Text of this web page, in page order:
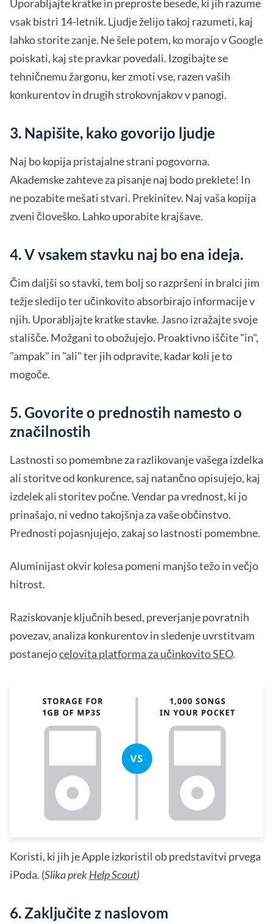
Uporabljajte kratke in preproste besede, ki jih razume
vsak bistri 14-letnik. Ljudje želijo takoj razumeti, kaj
lahko storite zanje. Ne šele potem, ko morajo v Google
poiskati, kaj ste pravkar povedali. Izogibajte se
tehničnemu žargonu, ker zmoti vse, razen vaših
konkurentov in drugih strokovnjakov v panogi.
3. Napišite, kako govorijo ljudje
Naj bo kopija pristajalne strani pogovorna.
Akademske zahteve za pisanje naj bodo preklete! In
ne pozabite mešati stvari. Prekinitev. Naj vaša kopija
zveni človeško. Lahko uporabite krajšave.
4. V vsakem stavku naj bo ena ideja.
Čim daljši so stavki, tem bolj so razpršeni in bralci jim
težje sledijo ter učinkovito absorbirajo informacije v
njih. Uporabljajte kratke stavke. Jasno izražajte svoje
stališče. Možgani to obožujejo. Proaktivno iščite "in",
"ampak" in "ali" ter jih odpravite, kadar koli je to
mogoče.
5. Govorite o prednostih namesto o
značilnostih
Lastnosti so pomembne za razlikovanje vašega izdelka
ali storitve od konkurence, saj natančno opisujejo, kaj
izdelek ali storitev počne. Vendar pa vrednost, ki jo
prinašajo, ni vedno takojšnja za vaše občinstvo.
Prednosti pojasnjujejo, zakaj so lastnosti pomembne.
Aluminijast okvir kolesa pomeni manjšo težo in večjo
hitrost.
Raziskovanje ključnih besed, preverjanje povratnih
povezav, analiza konkurentov in sledenje uvrstitvam
postanejocelovita platforma za učinkovito SEO.
Koristi, ki jih je Apple izkoristil ob predstavitvi prvega
iPoda. (Slika prekHelp Scout)
6. Zaključite z naslovom